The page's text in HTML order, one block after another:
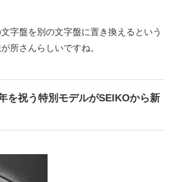
字盤を別の文字盤に置き換えるという
所さんらしいですね。
を祝う特別モデルがSEIKOから新